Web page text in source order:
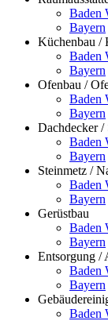
Baden
Bayern
Küchenbau /
Baden
Bayern
Ofenbau /
Baden
Bayern
Dachdecker /
Baden
Bayern
Steinmetz /
Baden
Bayern
Gerüstbau
Baden
Bayern
Entsorgung /
Baden
Bayern
Baden